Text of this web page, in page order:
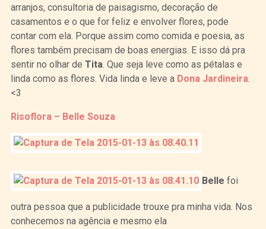
arranjos, consultoria de paisagismo, decoração de
casamentos e o que for feliz e envolver flores, pode
contar com ela. Porque assim como comida e poesia, as
flores também precisam de boas energias. E isso dá pra
sentir no olhar de Tita. Que seja leve como as pétalas e
linda como as flores. Vida linda e leve a Dona Jardineira.
<3
Risoflora – Belle Souza
Belle foi
outra pessoa que a publicidade trouxe pra minha vida. Nos
conhecemos na agência e mesmo ela